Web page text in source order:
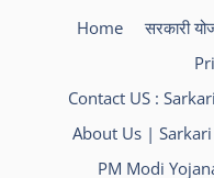
Home सरकारी
Contact US :
About Us | Sarkari
PM Modi